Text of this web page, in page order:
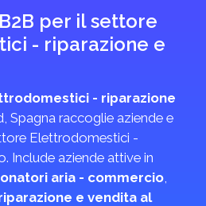
per il settore
- riparazione e
- riparazione
Spagna raccoglie aziende e
Elettrodomestici -
Include aziende attive in
aria - commercio,
e vendita al